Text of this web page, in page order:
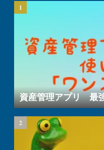
資産管理アプリ 最